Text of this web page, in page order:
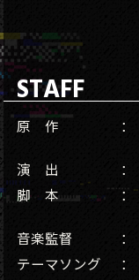
STAFF
原 作
演 出
脚 本
音楽監督
テーマソング